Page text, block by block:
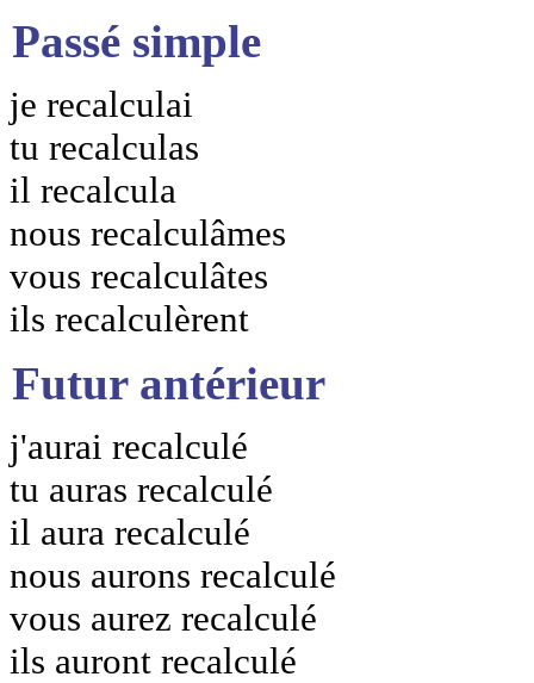
Passé simple
je recalculai
tu recalculas
il recalcula
nous recalculâmes
vous recalculâtes
ils recalculèrent
Futur antérieur
j'aurai recalculé
tu auras recalculé
il aura recalculé
nous aurons recalculé
vous aurez recalculé
ils auront recalculé